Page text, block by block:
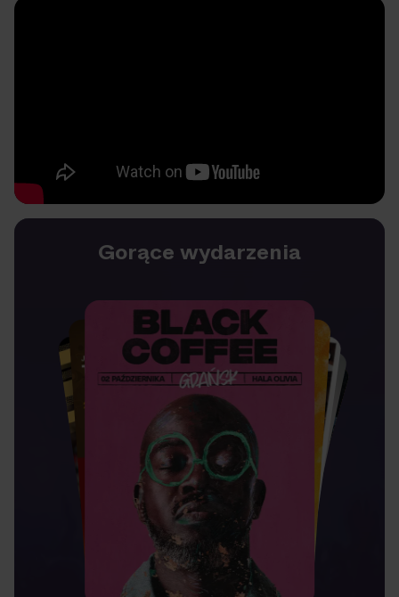
Gorące wydarzenia